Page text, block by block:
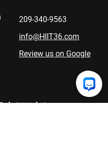
209-340-9563
info@HIIT36.com
Review us on Google